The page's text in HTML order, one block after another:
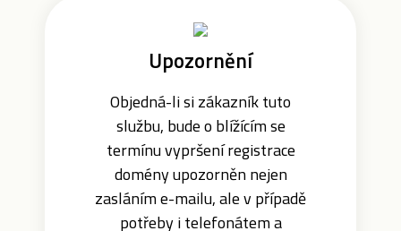
Upozornění
Objedná-li si zákazník tuto
službu, bude o blížícím se
termínu vypršení registrace
domény upozorněn nejen
zasláním e-mailu, ale v případě
potřeby i telefonátem a